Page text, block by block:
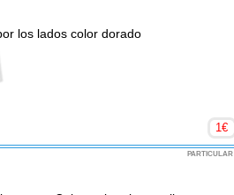
los lados color dorado
1€
PARTICULAR